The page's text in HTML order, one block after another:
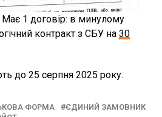
Має 1 договір: в минулому
контракт з СБУ на 30
до 25 серпня 2025 року.
ФОРМА
ЄДИНИЙ ЗАМОВНИК